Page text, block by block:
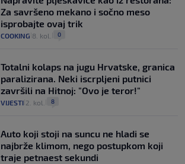
Za savršeno mekano i sočno meso
isprobajte ovaj trik
COOKING 8. kol. 0
Totalni kolaps na jugu Hrvatske, granica
paralizirana. Neki iscrpljeni putnici
završili na Hitnoj: "Ovo je teror!"
VIJESTI 2. kol. 8
Auto koji stoji na suncu ne hladi se
najbrže klimom, nego postupkom koji
traje petnaest sekundi